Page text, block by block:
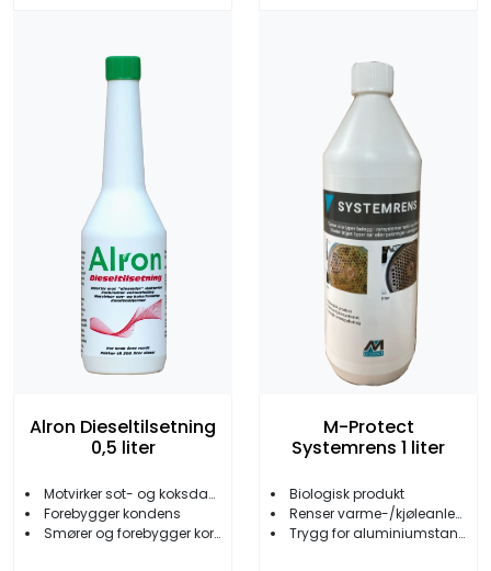
Alron Dieseltilsetning
0,5 liter
Motvirker sot- og koksdannelse
Forebygger kondens
Smører og forebygger korrosjon
M-Protect
Systemrens 1 liter
Biologisk produkt
Renser varme-/kjøleanlegg/sanitæranlegg
Trygg for aluminiumstanker